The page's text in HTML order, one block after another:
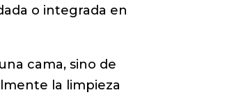
o integrada en
cama, sino de
la limpieza